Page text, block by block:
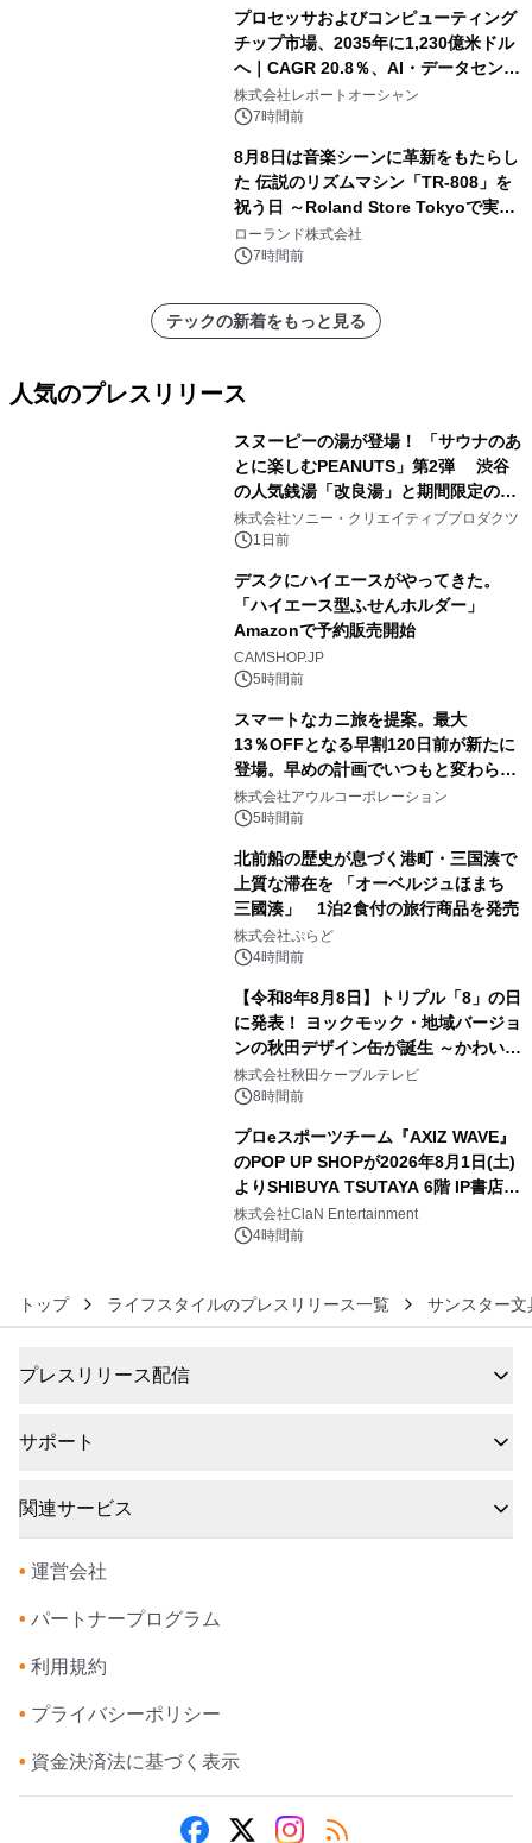
プロセッサおよびコンピューティング
チップ市場、2035年に1,230億米ドル
へ｜CAGR 20.8％、AI・データセンタ
ー需要が成長を牽引
株式会社レポートオーシャン
7時間前
8月8日は音楽シーンに革新をもたらし
た 伝説のリズムマシン「TR-808」を
祝う日 ～Roland Store Tokyoで実機
を展示しての 記念キャンペーンを開
催 英国ラジオ「NTS」の 特別プログ
アーティストを フィーチャーしたアニ
メーションを公開～
ローランド株式会社
7時間前
テックの新着をもっと見る
人気のプレスリリース
スヌーピーの湯が登場！ 「サウナのあ
とに楽しむPEANUTS」第2弾 渋谷
の人気銭湯「改良湯」と期間限定のコ
ラボレーション サウナイキタイコラ
ボグッズも発売決定！
株式会社ソニー・クリエイティブプロダクツ
1日前
デスクにハイエースがやってきた。
「ハイエース型ふせんホルダー」
Amazonで予約販売開始
CAMSHOP.JP
5時間前
スマートなカニ旅を提案。最大
13％OFFとなる早割120日前が新たに
登場。早めの計画でいつもと変わらぬ
大人の冬旅を。ー夕日ヶ浦温泉「佳松
苑 別邸ふうか」ー
株式会社アウルコーポレーション
5時間前
北前船の歴史が息づく港町・三国湊で
上質な滞在を 「オーベルジュほまち
三國湊」 1泊2食付の旅行商品を発売
株式会社ぷらど
4時間前
【令和8年8月8日】トリプル「8」の日
に発表！ ヨックモック・地域バージョ
ンの秋田デザイン缶が誕生 ～かわいい
秋田犬の子犬と秋田の四季と名所を巡
るパッケージ～ 9月1日(火)秋田県内で
株式会社秋田ケーブルテレビ
8時間前
プロeスポーツチーム『AXIZ WAVE』
のPOP UP SHOPが2026年8月1日(土)
よりSHIBUYA TSUTAYA 6階 IP書店で
開催決定！！
株式会社ClaN Entertainment
4時間前
トップ ライフスタイルのプレスリリース一覧 サンスター文
プレスリリース配信
サポート
関連サービス
• 運営会社
• パートナープログラム
• 利用規約
• プライバシーポリシー
• 資金決済法に基づく表示